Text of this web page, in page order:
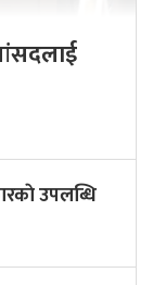
उपलब्धि